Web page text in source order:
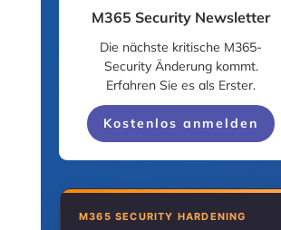
M365 Security Newsletter
Die nächste kritische M365-
Security Änderung kommt.
Erfahren Sie es als Erster.
Kostenlos anmelden
M365 SECURITY HARDENING